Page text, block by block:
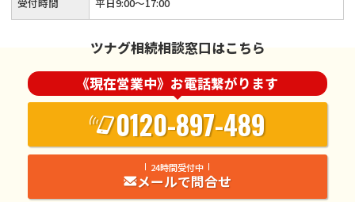
ツナグ相続相談窓口はこちら
《現在営業中》お電話繋がります
0120-897-489
24時間受付中
メールで問合せ